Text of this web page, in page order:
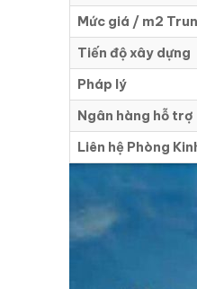
Mức giá / m2
Tiến độ xây dựng
Pháp lý
Ngân hàng hỗ trợ
Liên hệ Phòng